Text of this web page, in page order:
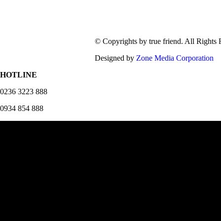
© Copyrights by true friend. All Rights
Designed by Zone Media Corporation
HOTLINE
0236 3223 888
0934 854 888